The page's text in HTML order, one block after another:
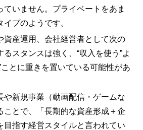
ていません。プライベートをあま
プのようです。
資産運用、会社経営者として次の
るスタンスは強く、“収入を使う”よ
ことに重きを置いている可能性があ
や新規事業（動画配信・ゲームな
ことで、「長期的な資産形成＋企
目指す経営スタイルと言われてい